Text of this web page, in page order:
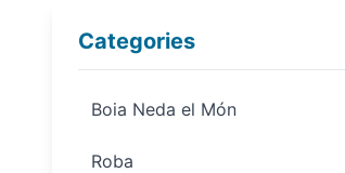
Categories
Boia Neda el Món
Roba